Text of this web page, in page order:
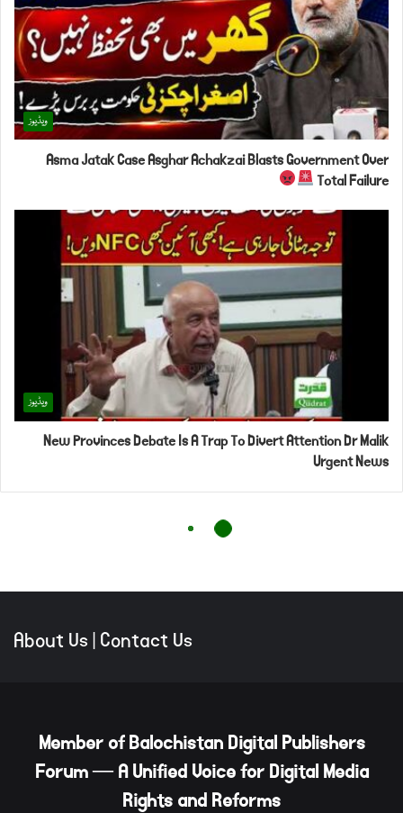
About Us|Contact Us
Member of Balochistan Digital Publishers
Forum — A Unified Voice for Digital Media
Rights and Reforms